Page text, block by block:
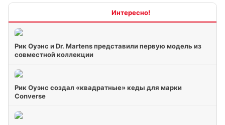
Рик Оуэнс и Dr. Martens представили первую модель из
совместной коллекции
Рик Оуэнс создал «квадратные» кеды для марки
Converse